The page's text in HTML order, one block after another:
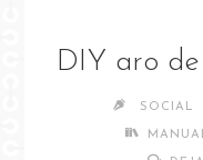
DIY aro
SOCIAL